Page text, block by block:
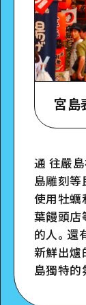
宮島
通 往嚴
島雕刻等
使用牡蠣
葉饅頭店
的人。還
新鮮出爐
島獨特的